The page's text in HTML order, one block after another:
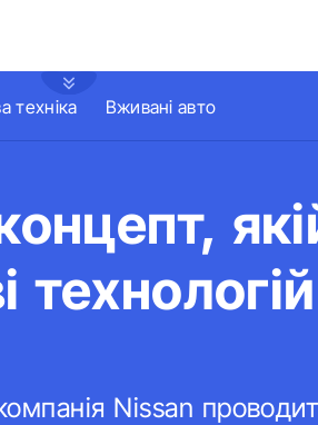
техніка Вживані авто
Nissan